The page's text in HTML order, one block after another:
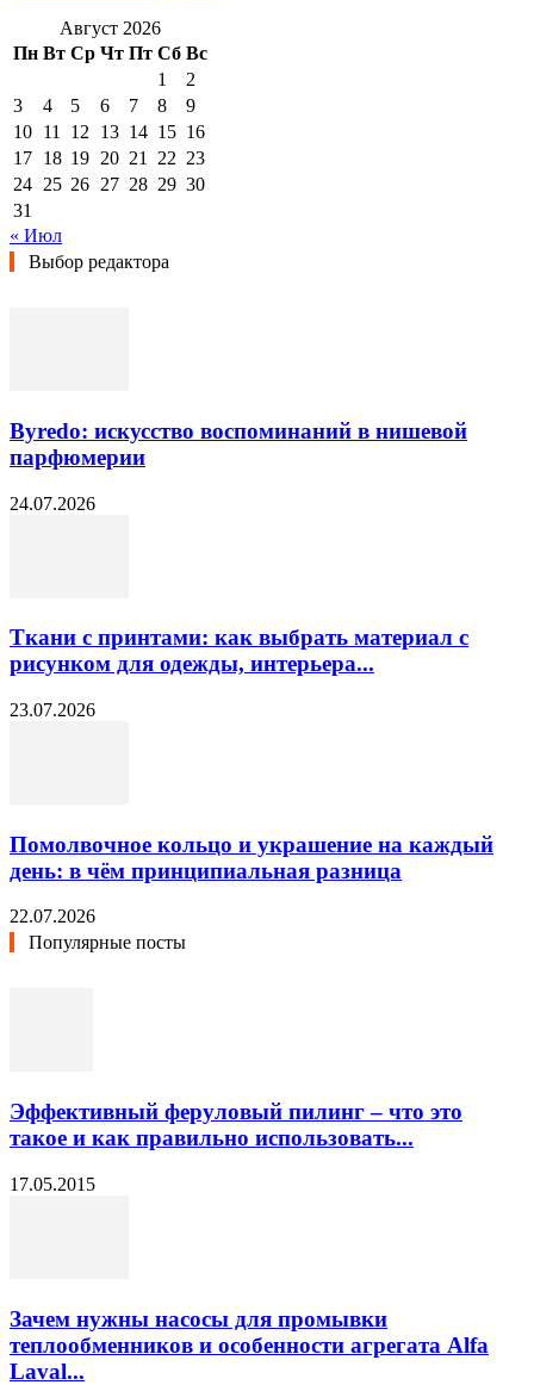
Август 2026
Пн Вт Ср Чт Пт Сб Вс
1
2
3
4 5 6 7 8
9
10 11 12 13 14 15 16
17 18 19 20 21 22 23
24 25 26 27 28 29 30
31
« Июл
Выбор редактора
Byredo: искусство воспоминаний в нишевой
парфюмерии
24.07.2026
Ткани с принтами: как выбрать материал с
рисунком для одежды, интерьера...
23.07.2026
Помолвочное кольцо и украшение на каждый
день: в чём принципиальная разница
22.07.2026
Популярные посты
Эффективный феруловый пилинг – что это
такое и как правильно использовать...
17.05.2015
Зачем нужны насосы для промывки
теплообменников и особенности агрегата Alfa
Laval...